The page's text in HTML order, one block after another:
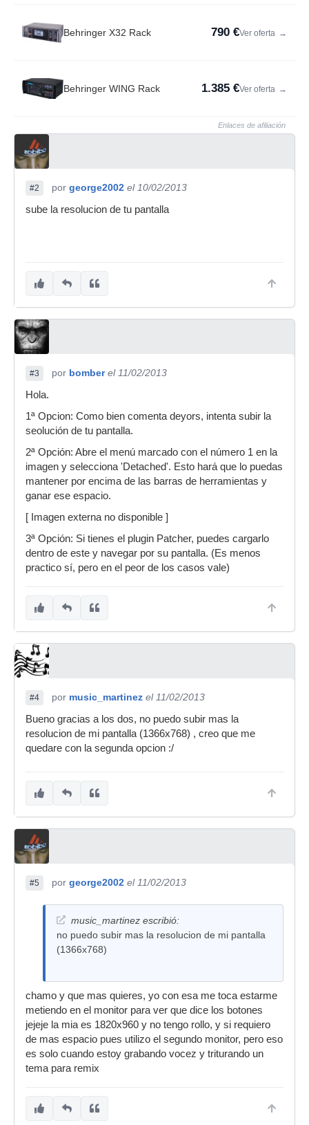
Behringer X32 Rack 790 €Ver oferta →
Behringer WING Rack 1.385 €Ver oferta →
Enlaces de afiliación
#2 por george2002 el 10/02/2013
sube la resolucion de tu pantalla
#3 por bomber el 11/02/2013
Hola.
1ª Opcion: Como bien comenta deyors, intenta subir la
seolución de tu pantalla.
2ª Opción: Abre el menú marcado con el número 1 en la
imagen y selecciona 'Detached'. Esto hará que lo puedas
mantener por encima de las barras de herramientas y
ganar ese espacio.
[ Imagen externa no disponible ]
3ª Opción: Si tienes el plugin Patcher, puedes cargarlo
dentro de este y navegar por su pantalla. (Es menos
practico sí, pero en el peor de los casos vale)
#4 por music_martinez el 11/02/2013
Bueno gracias a los dos, no puedo subir mas la
resolucion de mi pantalla (1366x768) , creo que me
quedare con la segunda opcion :/
#5 por george2002 el 11/02/2013
music_martinez escribió:
no puedo subir mas la resolucion de mi pantalla
(1366x768)
chamo y que mas quieres, yo con esa me toca estarme
metiendo en el monitor para ver que dice los botones
jejeje la mia es 1820x960 y no tengo rollo, y si requiero
de mas espacio pues utilizo el segundo monitor, pero eso
es solo cuando estoy grabando vocez y triturando un
tema para remix